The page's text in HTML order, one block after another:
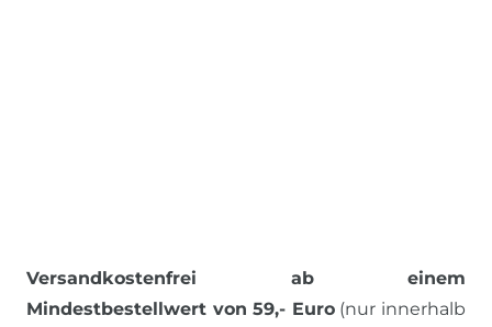
Versandkostenfrei ab einem
Mindestbestellwert von 59,- Euro(nur innerhalb